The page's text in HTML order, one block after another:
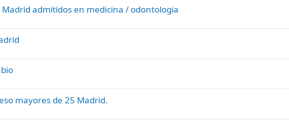
admitidos en medicina / odontologia
mayores de 25 Madrid.